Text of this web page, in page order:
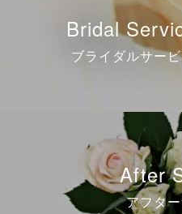
Bridal
ブライダルサー
After
アフタ